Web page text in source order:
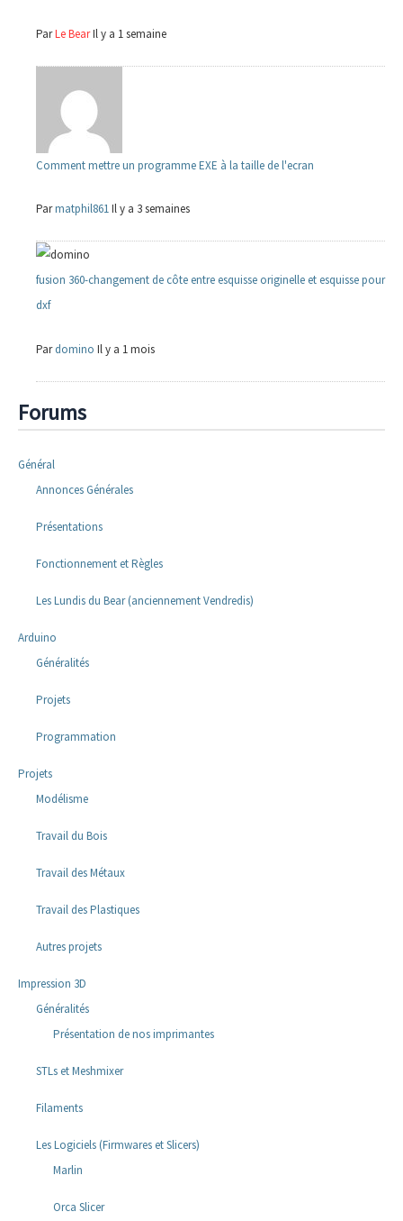
ParLe BearIl y a 1 semaine
Comment mettre un programme EXE à la taille de l'ecran
Parmatphil861Il y a 3 semaines
fusion 360-changement de côte entre esquisse originelle et esquisse pour
dxf
Pardomino Il y a 1 mois
Forums
Général
Annonces Générales
Présentations
Fonctionnement et Règles
Les Lundis du Bear (anciennement Vendredis)
Arduino
Généralités
Projets
Programmation
Projets
Modélisme
Travail du Bois
Travail des Métaux
Travail des Plastiques
Autres projets
Impression 3D
Généralités
Présentation de nos imprimantes
STLs et Meshmixer
Filaments
Les Logiciels (Firmwares et Slicers)
Marlin
Orca Slicer